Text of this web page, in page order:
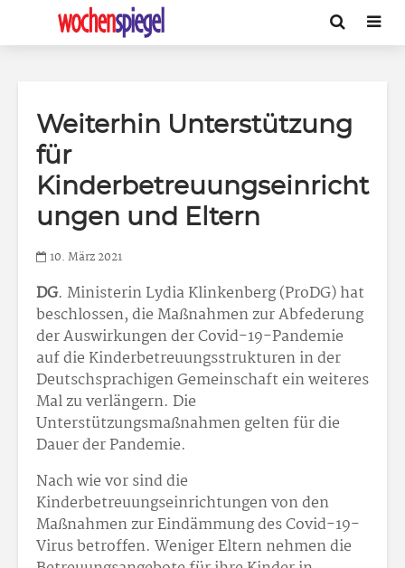
Weiterhin Unterstützung
für
Kinderbetreuungseinricht
ungen und Eltern
10. März 2021
DG. Ministerin Lydia Klinkenberg (ProDG) hat
beschlossen, die Maßnahmen zur Abfederung
der Auswirkungen der Covid-19-Pandemie
auf die Kinderbetreuungsstrukturen in der
Deutschsprachigen Gemeinschaft ein weiteres
Mal zu verlängern. Die
Unterstützungsmaßnahmen gelten für die
Dauer der Pandemie.
Nach wie vor sind die
Kinderbetreuungseinrichtungen von den
Maßnahmen zur Eindämmung des Covid-19-
Virus betroffen. Weniger Eltern nehmen die